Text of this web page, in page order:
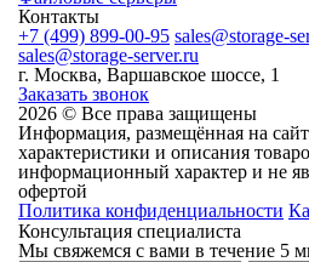
Контакты
+7 (499) 899-00-95 sales@storage-
sales@storage-server.ru
г. Москва, Варшавское шоссе, 1
Заказать звонок
2026 © Все права защищены
Информация, размещённая на
характеристики и описания
информационный характер и не
офертой
Политика конфиденциальности
Консультация специалиста
Мы свяжемся с вами в течение 5